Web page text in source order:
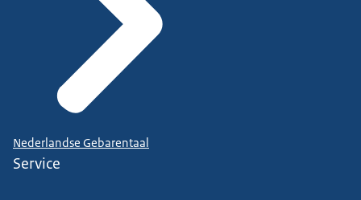
Nederlandse Gebarentaal
Service